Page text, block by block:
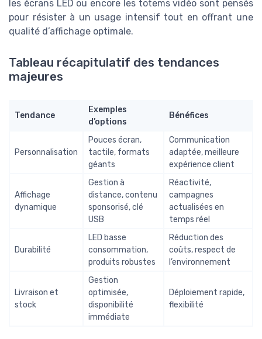
les écrans LED ou encore les totems vidéo sont pensés
pour résister à un usage intensif tout en offrant une
qualité d’affichage optimale.
Tableau récapitulatif des tendances
majeures
Tendance
Exemples
d’options
Bénéfices
Personnalisation
Pouces écran,
tactile, formats
géants
Communication
adaptée, meilleure
expérience client
Affichage
dynamique
Gestion à
distance, contenu
sponsorisé, clé
USB
Réactivité,
campagnes
actualisées en
temps réel
Durabilité
LED basse
consommation,
produits robustes
Réduction des
coûts, respect de
l’environnement
Livraison et
stock
Gestion
optimisée,
disponibilité
immédiate
Déploiement rapide,
flexibilité